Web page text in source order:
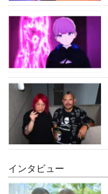
インタビュー